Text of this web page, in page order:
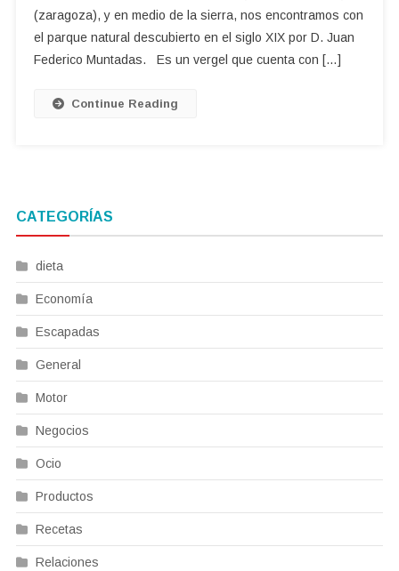
(zaragoza), y en medio de la sierra, nos encontramos con
el parque natural descubierto en el siglo XIX por D. Juan
Federico Muntadas. Es un vergel que cuenta con […]
Continue Reading
CATEGORÍAS
dieta
Economía
Escapadas
General
Motor
Negocios
Ocio
Productos
Recetas
Relaciones